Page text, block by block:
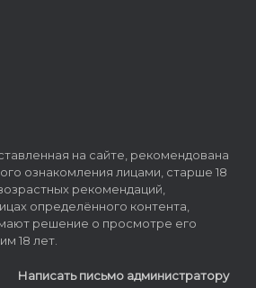
на сайте, рекомендована
ознакомления лицами, старше 18
рекомендаций,
определённого контента,
решение о просмотре его
18 лет.
Написать письмо администратору